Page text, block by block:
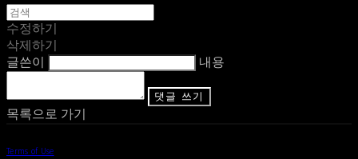
수정하기
삭제하기
글쓴이
내용
댓글 쓰기
목록으로 가기
Terms of Use